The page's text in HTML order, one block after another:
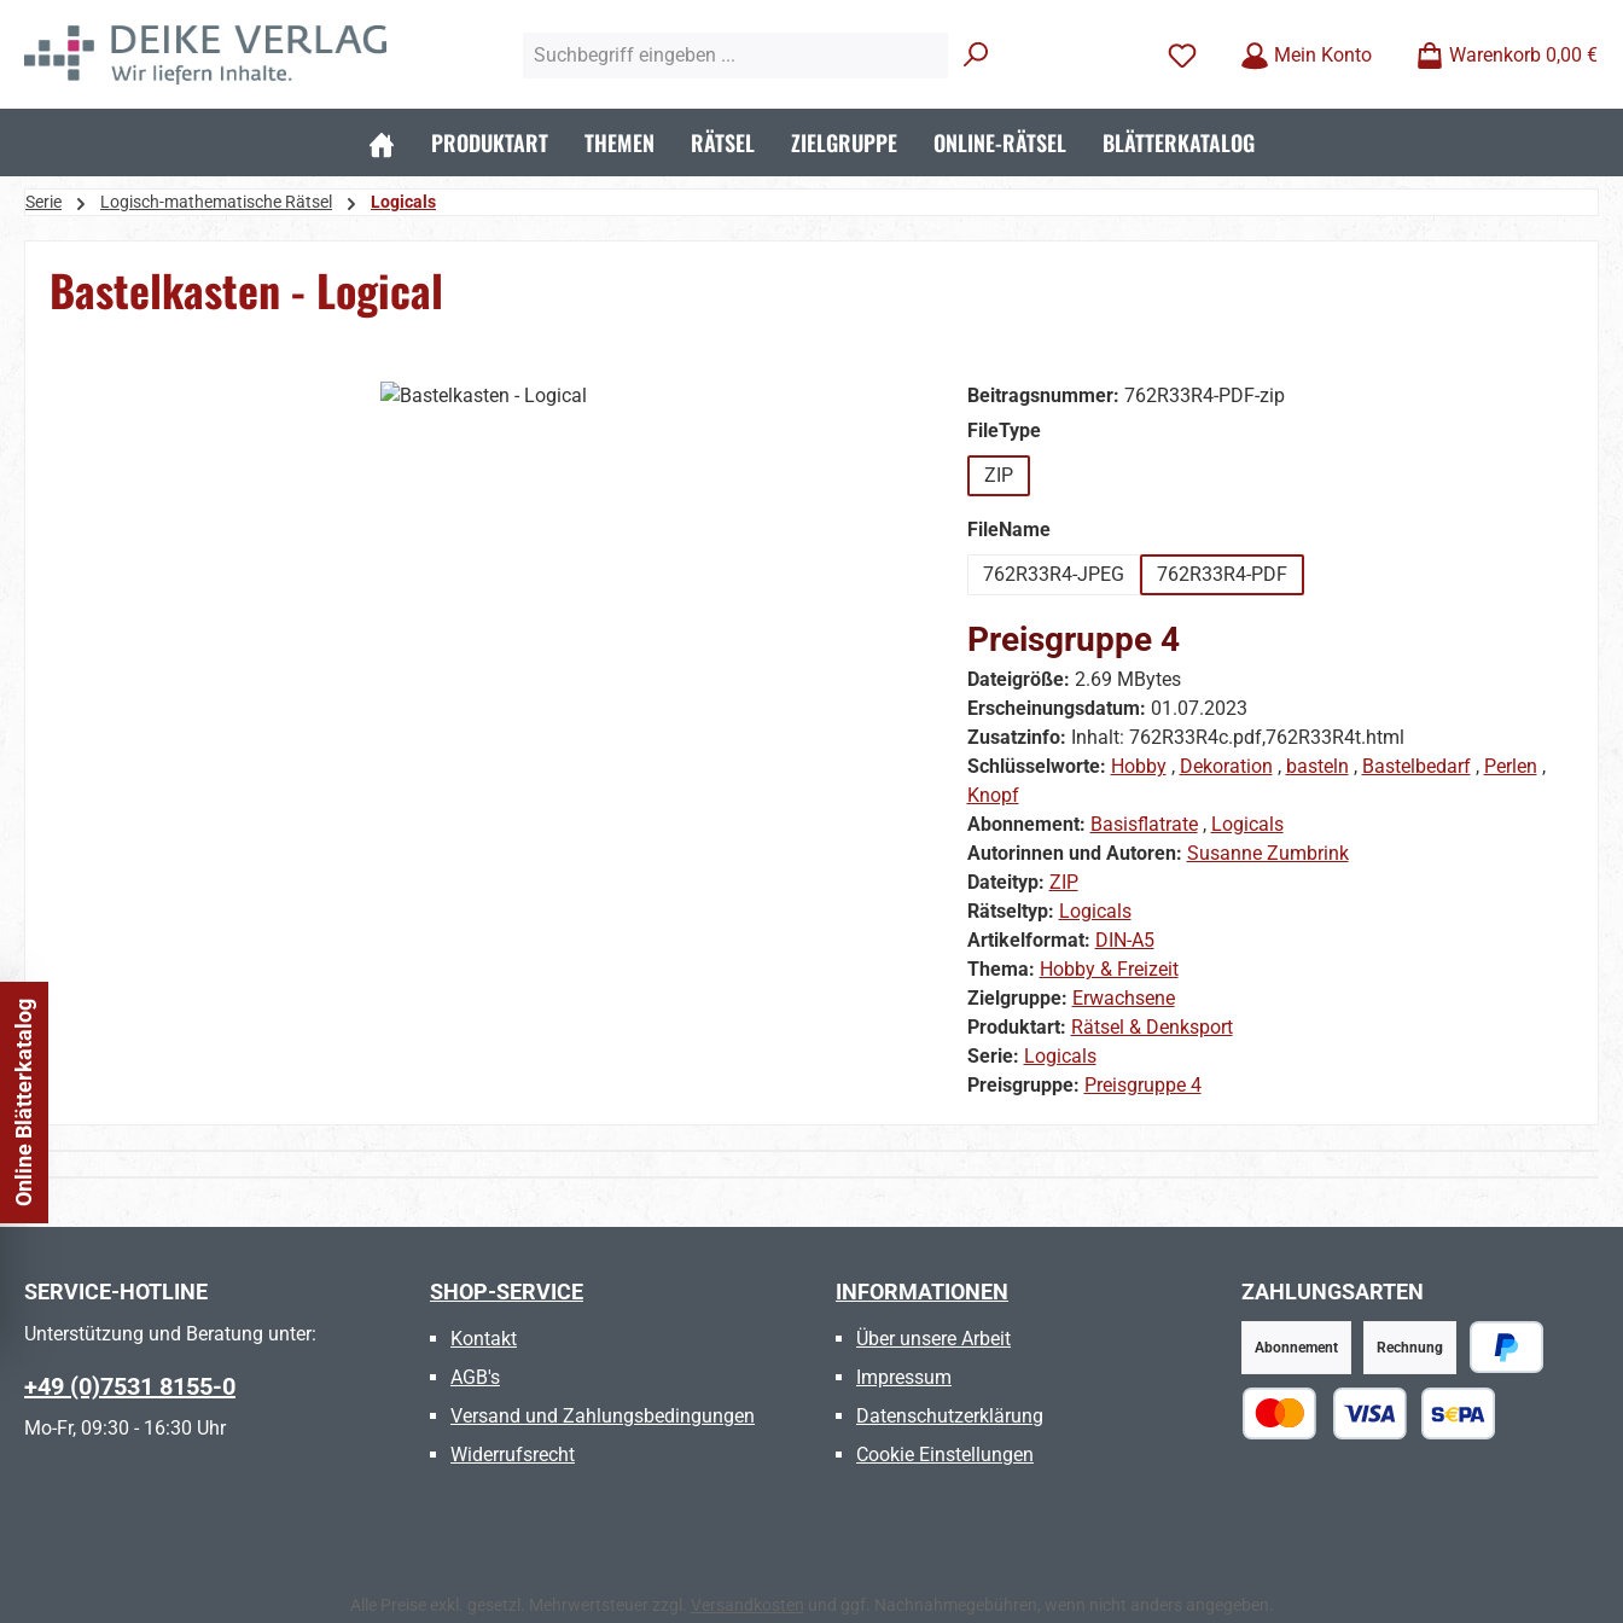
Hauptinhalt springen
Zur Suche springen
Zur Hauptnavigation springen
Mein Konto
Warenkorb 0,00 €
PRODUKTART THEMEN RÄTSEL ZIELGRUPPE ONLINE-RÄTSEL BLÄTTERKATALOG
Serie Logisch-mathematische Rätsel Logicals
Bastelkasten - Logical
Beitragsnummer: 762R33R4-PDF-zip
FileTypeauswählen
ZIP
FileNameauswählen
762R33R4-JPEG
762R33R4-PDF
Preisgruppe 4
Dateigröße: 2.69 MBytes
Erscheinungsdatum: 01.07.2023
Zusatzinfo: Inhalt: 762R33R4c.pdf,762R33R4t.html
Schlüsselworte: Hobby, Dekoration , basteln , Bastelbedarf, Perlen ,
Knopf
Abonnement: Basisflatrate, Logicals
Autorinnen und Autoren: Susanne Zumbrink
Dateityp: ZIP
Rätseltyp: Logicals
Artikelformat: DIN-A5
Thema: Hobby & Freizeit
Zielgruppe: Erwachsene
Produktart: Rätsel & Denksport
Serie: Logicals
Preisgruppe: Preisgruppe 4
SERVICE-HOTLINE
Unterstützung und Beratung unter:
+49 (0)7531 8155-0
Mo-Fr, 09:30 - 16:30 Uhr
SHOP-SERVICE
Kontakt
AGB's
Versand und Zahlungsbedingungen
Widerrufsrecht
INFORMATIONEN
Über unsere Arbeit
Impressum
Datenschutzerklärung
Cookie Einstellungen
ZAHLUNGSARTEN
PayPal
Abonnement Rechnung
Alle Preise exkl. gesetzl. Mehrwertsteuer zzgl. Versandkosten und ggf. Nachnahmegebühren, wenn nicht anders angegeben.
Online Blätterkatalog